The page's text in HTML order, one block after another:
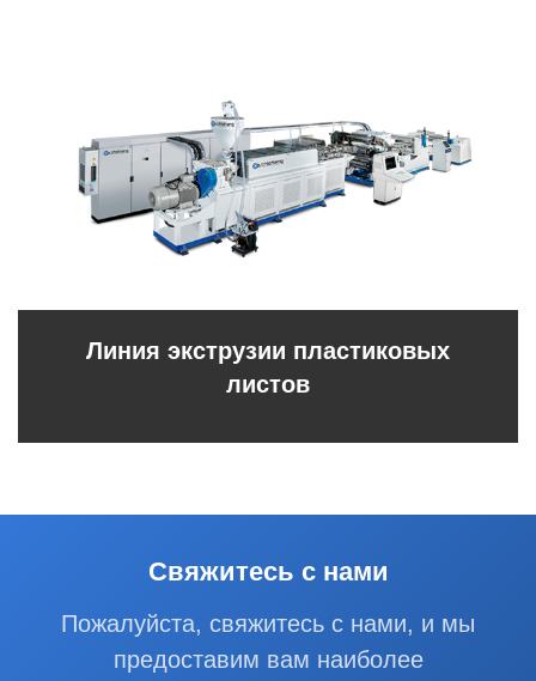
Линия экструзии пластиковых
листов
Свяжитесь с нами
Пожалуйста, свяжитесь с нами, и мы
предоставим вам наиболее